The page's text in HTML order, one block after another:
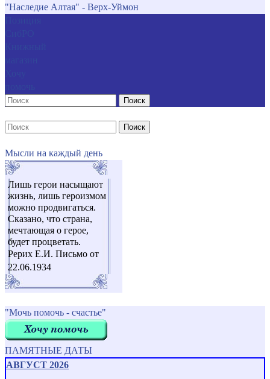
"Наследие Алтая" - Верх-Уймон
Поиск
Поиск
Мысли на каждый день
Лишь герои насыщают
жизнь, лишь героизмом
можно продвигаться.
Сказано, что страна,
мечтающая о герое,
будет процветать.
Рерих Е.И. Письмо от
22.06.1934
"Мочь помочь - счастье"
ПАМЯТНЫЕ ДАТЫ
АВГУСТ 2026